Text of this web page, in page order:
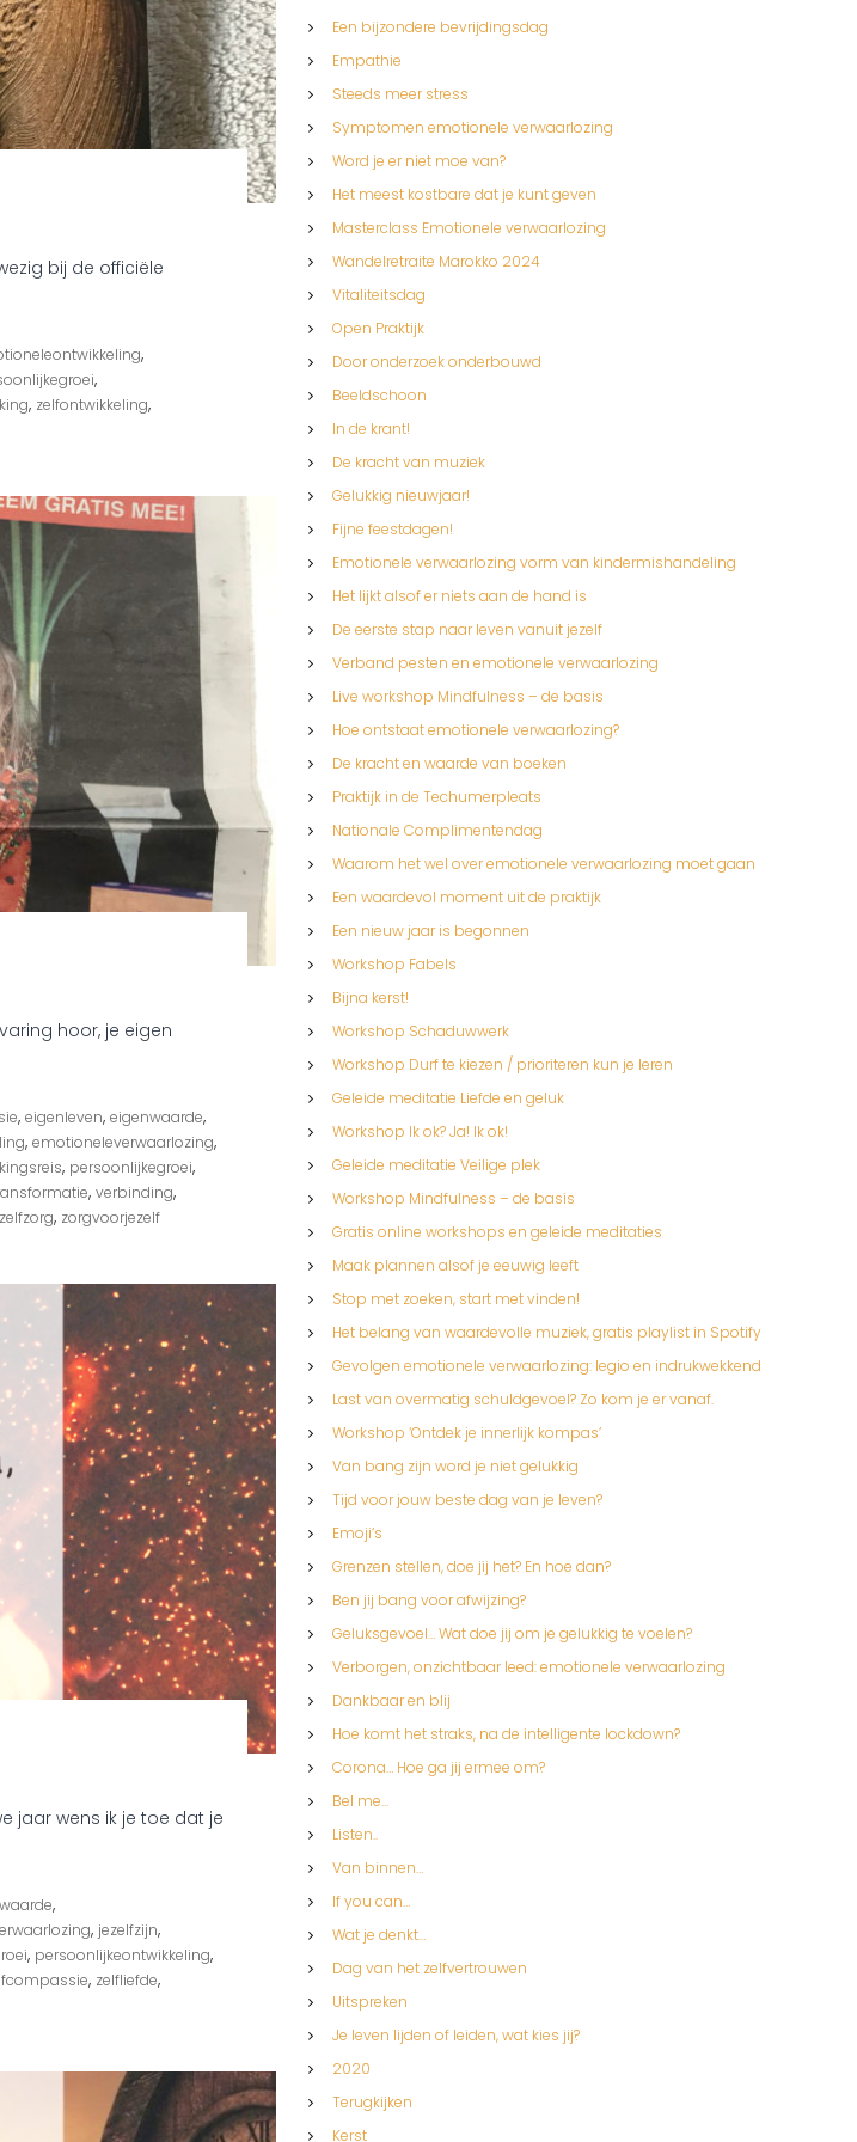
bij de officiële
,
,
, zelfontwikkeling,
hoor, je eigen
, eigenleven, eigenwaarde,
, emotioneleverwaarlozing,
, persoonlijkegroei,
, verbinding,
zelfzorg, zorgvoorjezelf
jaar wens ik je toe dat je
,
, jezelfzijn,
, persoonlijkeontwikkeling,
, zelfliefde,
Een bijzondere bevrijdingsdag
Empathie
Steeds meer stress
Symptomen emotionele verwaarlozing
Word je er niet moe van?
Het meest kostbare dat je kunt geven
Masterclass Emotionele verwaarlozing
Wandelretraite Marokko 2024
Vitaliteitsdag
Open Praktijk
Door onderzoek onderbouwd
Beeldschoon
In de krant!
De kracht van muziek
Gelukkig nieuwjaar!
Fijne feestdagen!
Emotionele verwaarlozing vorm van kindermishandeling
Het lijkt alsof er niets aan de hand is
De eerste stap naar leven vanuit jezelf
Verband pesten en emotionele verwaarlozing
Live workshop Mindfulness – de basis
Hoe ontstaat emotionele verwaarlozing?
De kracht en waarde van boeken
Praktijk in de Techumerpleats
Nationale Complimentendag
Waarom het wel over emotionele verwaarlozing moet gaan
Een waardevol moment uit de praktijk
Een nieuw jaar is begonnen
Workshop Fabels
Bijna kerst!
Workshop Schaduwwerk
Workshop Durf te kiezen / prioriteren kun je leren
Geleide meditatie Liefde en geluk
Workshop Ik ok? Ja! Ik ok!
Geleide meditatie Veilige plek
Workshop Mindfulness – de basis
Gratis online workshops en geleide meditaties
Maak plannen alsof je eeuwig leeft
Stop met zoeken, start met vinden!
Het belang van waardevolle muziek, gratis playlist in Spotify
Gevolgen emotionele verwaarlozing: legio en indrukwekkend
Last van overmatig schuldgevoel? Zo kom je er vanaf.
Workshop ‘Ontdek je innerlijk kompas’
Van bang zijn word je niet gelukkig
Tijd voor jouw beste dag van je leven?
Emoji’s
Grenzen stellen, doe jij het? En hoe dan?
Ben jij bang voor afwijzing?
Geluksgevoel… Wat doe jij om je gelukkig te voelen?
Verborgen, onzichtbaar leed: emotionele verwaarlozing
Dankbaar en blij
Hoe komt het straks, na de intelligente lockdown?
Corona… Hoe ga jij ermee om?
Bel me…
Listen..
Van binnen…
If you can…
Wat je denkt…
Dag van het zelfvertrouwen
Uitspreken
Je leven lijden of leiden, wat kies jij?
2020
Terugkijken
Kerst